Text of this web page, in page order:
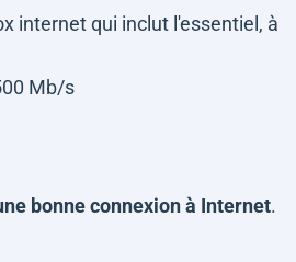
internet qui inclut l'essentiel, à
Mb/s
bonne connexion à Internet.